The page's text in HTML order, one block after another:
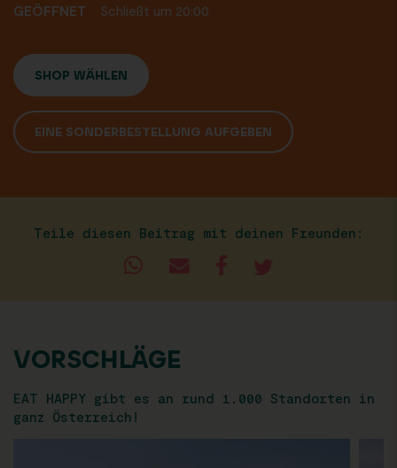
GEÖFFNET
Schließt um 20:00
SHOP WÄHLEN
EINE SONDERBESTELLUNG AUFGEBEN
Teile diesen Beitrag mit deinen Freunden:
VORSCHLÄGE
EAT HAPPY gibt es an rund 1.000 Standorten in
ganz Österreich!